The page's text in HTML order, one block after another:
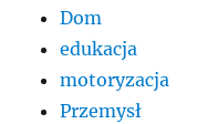
Dom
edukacja
motoryzacja
Przemysł